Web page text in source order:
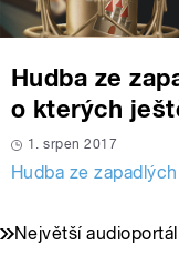
Hudba ze
o kterých
1. srpen 2017
Hudba ze
Největší